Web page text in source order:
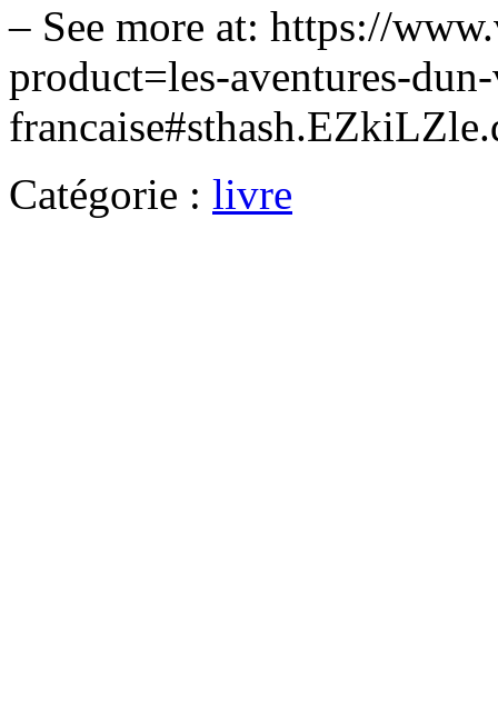
– See more at: https://
product=les-aventures-
Catégorie : livre